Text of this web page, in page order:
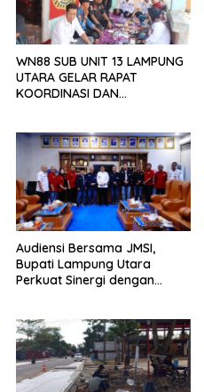
WN88 SUB UNIT 13 LAMPUNG
UTARA GELAR RAPAT
KOORDINASI DAN
Audiensi Bersama JMSI,
Bupati Lampung Utara
Perkuat Sinergi dengan